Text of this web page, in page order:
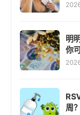
明
你
周？